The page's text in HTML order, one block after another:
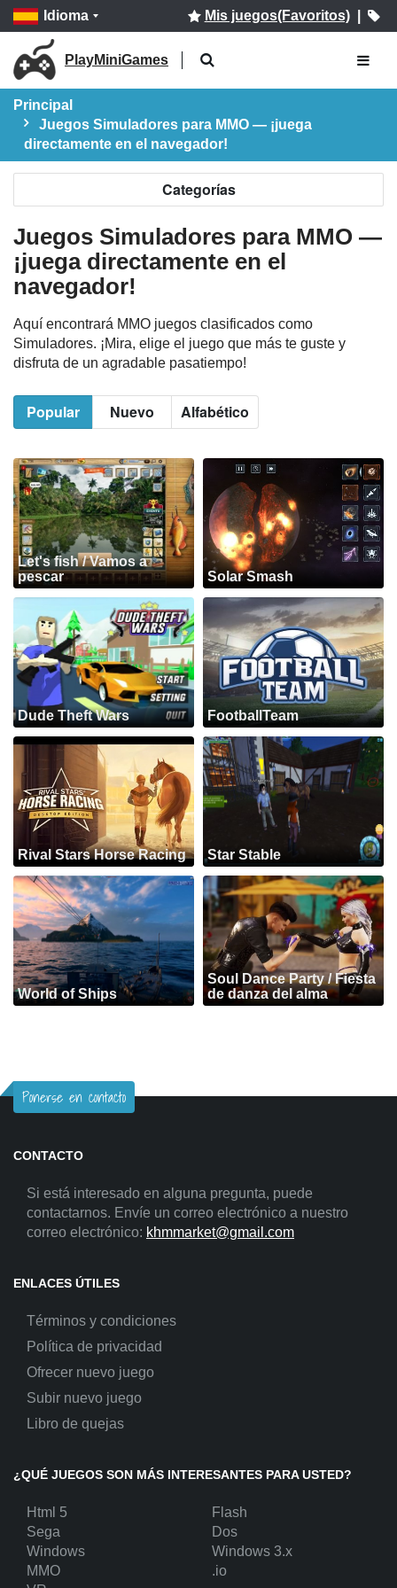
Idioma Mis juegos(Favoritos)|
PlayMiniGames
Principal
Juegos Simuladores para MMO — ¡juega
directamente en el navegador!
Categorías
Juegos Simuladores para MMO —
¡juega directamente en el
navegador!
Aquí encontrará MMO juegos clasificados como
Simuladores. ¡Mira, elige el juego que más te guste y
disfruta de un agradable pasatiempo!
Popular Nuevo Alfabético
Let's fish / Vamos a
pescar
Solar Smash
Dude Theft Wars FootballTeam
Rival Stars Horse Racing Star Stable
World of Ships
Soul Dance Party / Fiesta
de danza del alma
Ponerse en contacto
CONTACTO
Si está interesado en alguna pregunta, puede
contactarnos. Envíe un correo electrónico a nuestro
correo electrónico: khmmarket@gmail.com
ENLACES ÚTILES
Términos y condiciones
Política de privacidad
Ofrecer nuevo juego
Subir nuevo juego
Libro de quejas
¿QUÉ JUEGOS SON MÁS INTERESANTES PARA USTED?
Html 5
Flash
Sega
Dos
Windows
Windows 3.x
MMO
.io